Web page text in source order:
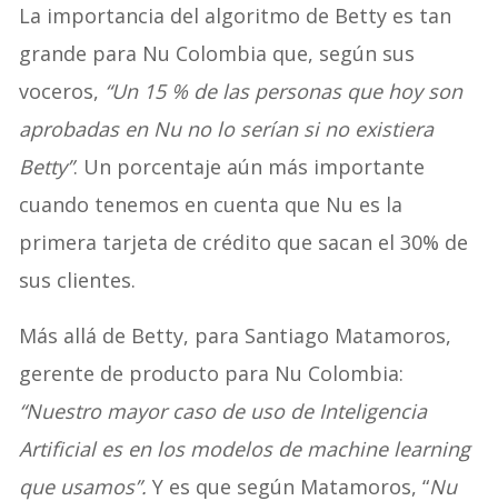
La importancia del algoritmo de Betty es tan
grande para Nu Colombia que, según sus
voceros, “Un 15 % de las personas que hoy son
aprobadas en Nu no lo serían si no existiera
Betty”. Un porcentaje aún más importante
cuando tenemos en cuenta que Nu es la
primera tarjeta de crédito que sacan el 30% de
sus clientes.
Más allá de Betty, para Santiago Matamoros,
gerente de producto para Nu Colombia:
“Nuestro mayor caso de uso de Inteligencia
Artificial es en los modelos de machine learning
que usamos”. Y es que según Matamoros, “Nu